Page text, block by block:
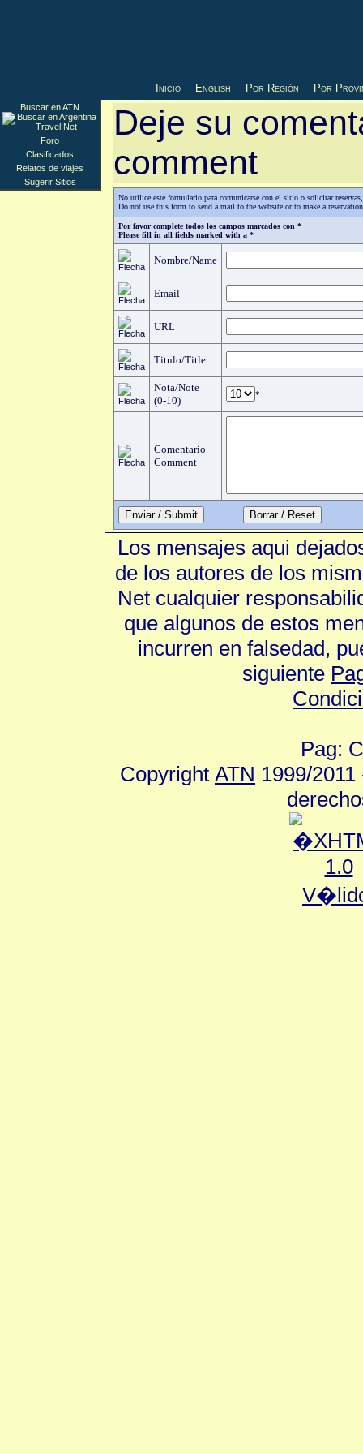
Inicio English Por Región Por
Deje su
comment
No utilice este formulario para comunicarse con el sitio o solicitar
Do not use this form to send a mail to the website or to make a
Por favor complete todos los campos marcados con *
Please fill in all fields marked with a *
Nombre/Name
Email
URL
Titulo/Title
Nota/Note
(0-10)
*
Comentario
Comment
Enviar / Submit
Buscar en ATN
Foro
Clasificados
Relatos de viajes
Sugerir Sitios
Los mensajes aqui
de los autores de los
Net cualquier
que algunos de estos
incurren en falsedad,
siguiente
Pag:
Copyright ATN 1999/